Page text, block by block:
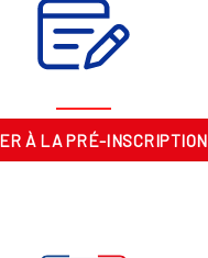
À LA PRÉ-INSCRIPTION